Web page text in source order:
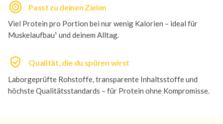
Passt zu deinen Zielen
Viel Protein pro Portion bei nur wenig Kalorien – ideal für
Muskelaufbau¹ und deinem Alltag.
Qualität, die du spüren wirst
Laborgeprüfte Rohstoffe, transparente Inhaltsstoffe und
höchste Qualitätsstandards – für Protein ohne Kompromisse.